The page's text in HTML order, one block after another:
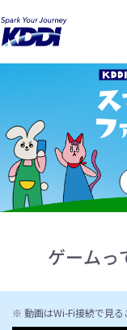
KDDIホーム
ァミリーガイド on WEB
ゲームっ
※ 動画はWi-Fi接続で見る